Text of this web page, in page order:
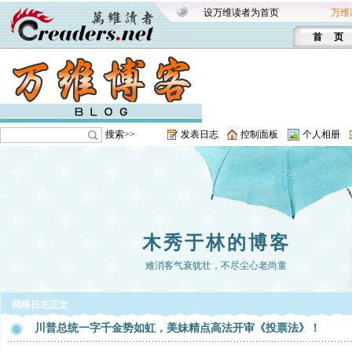
设万维读者为首页 万维
首 页
搜索>> 发表日志 控制面板 个人相册
木秀于林的博客
难消客气衰犹壮，不尽尘心老尚童
网络日志正文
川普总统一字千金势如虹，美妹精点高法开审《投票法》！